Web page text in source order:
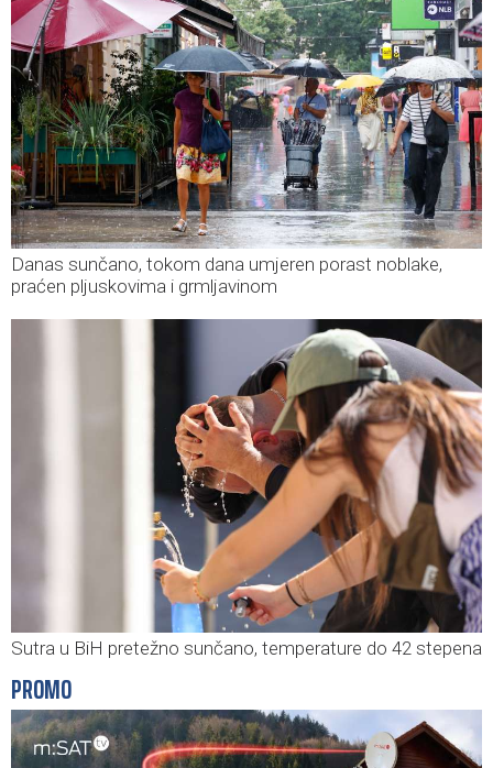
Danas sunčano, tokom dana umjeren porast noblake,
praćen pljuskovima i grmljavinom
Sutra u BiH pretežno sunčano, temperature do 42 stepena
PROMO